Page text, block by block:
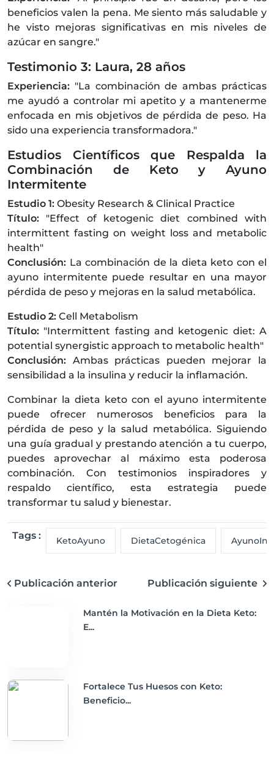
beneficios valen la pena. Me siento más saludable y
he visto mejoras significativas en mis niveles de
azúcar en sangre."
Testimonio 3: Laura, 28 años
Experiencia: "La combinación de ambas prácticas
me ayudó a controlar mi apetito y a mantenerme
enfocada en mis objetivos de pérdida de peso. Ha
sido una experiencia transformadora."
Estudios Científicos que Respalda la
Combinación de Keto y Ayuno
Intermitente
Estudio 1: Obesity Research & Clinical Practice
Título: "Effect of ketogenic diet combined with
intermittent fasting on weight loss and metabolic
health"
Conclusión: La combinación de la dieta keto con el
ayuno intermitente puede resultar en una mayor
pérdida de peso y mejoras en la salud metabólica.
Estudio 2: Cell Metabolism
Título: "Intermittent fasting and ketogenic diet: A
potential synergistic approach to metabolic health"
Conclusión: Ambas prácticas pueden mejorar la
sensibilidad a la insulina y reducir la inflamación.
Combinar la dieta keto con el ayuno intermitente
puede ofrecer numerosos beneficios para la
pérdida de peso y la salud metabólica. Siguiendo
una guía gradual y prestando atención a tu cuerpo,
puedes aprovechar al máximo esta poderosa
combinación. Con testimonios inspiradores y
respaldo científico, esta estrategia puede
transformar tu salud y bienestar.
Tags : KetoAyuno DietaCetogénica
Publicación anterior Publicación siguiente
Mantén la Motivación en la Dieta Keto:
E...
Fortalece Tus Huesos con Keto:
Beneficio...